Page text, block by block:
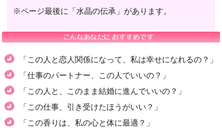
※ページ最後に「水晶の伝承」があります。
「この人と恋人関係になって、私は幸せになれるの？」
「仕事のパートナー、この人でいいの？」
「この人と、このまま結婚に進んでいいの？」
「この仕事、引き受けたほうがいい？」
「この香りは、私の心と体に最適？」